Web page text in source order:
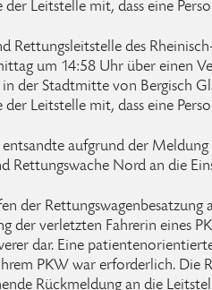
Leitstelle mit, dass eine
Rettungsleitstelle des
um 14:58 Uhr über einen
in der Stadtmitte von Bergisch
Leitstelle mit, dass eine
aufgrund der
Rettungswache Nord an die
der Rettungswagenbesatzung
der verletzten Fahrerin eines
dar. Eine
PKW war erforderlich. Die
Rückmeldung an die